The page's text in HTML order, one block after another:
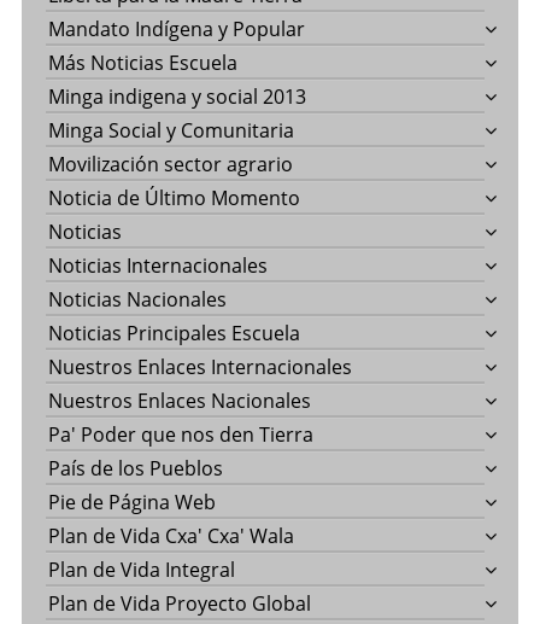
Mandato Indígena y Popular
Más Noticias Escuela
Minga indigena y social 2013
Minga Social y Comunitaria
Movilización sector agrario
Noticia de Último Momento
Noticias
Noticias Internacionales
Noticias Nacionales
Noticias Principales Escuela
Nuestros Enlaces Internacionales
Nuestros Enlaces Nacionales
Pa' Poder que nos den Tierra
País de los Pueblos
Pie de Página Web
Plan de Vida Cxa' Cxa' Wala
Plan de Vida Integral
Plan de Vida Proyecto Global